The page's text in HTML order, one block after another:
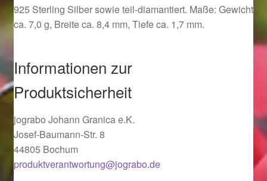
Ostergeschenke finden für Ostern 2019
Ostergeschenke finden für Ostern 2021
Partner
Shop
925 Sterling Silber sowie teil-diamantiert. Maße: Gewicht
ca. 7,0 g, Breite ca. 8,4 mm, Tiefe ca. 1,7 mm.
Informationen zur
Produktsicherheit
jograbo Johann Granica e.K.
Josef-Baumann-Str. 8
44805 Bochum
produktverantwortung@jograbo.de